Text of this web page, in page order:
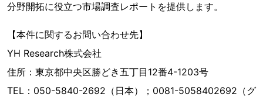
分野開拓に役立つ市場調査レポートを提供します。
【本件に関するお問い合わせ先】
YH Research株式会社
住所：東京都中央区勝どき五丁目12番4-1203号
TEL：050-5840-2692（日本）；0081-5058402692（グ